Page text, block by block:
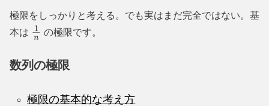
極限をしっかりと考える。でも実はまだ完全ではない。基
本は 1n の極限です。
数列の極限
極限の基本的な考え方